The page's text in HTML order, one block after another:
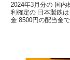
2024年3月分の 国
利確定の 日本製鉄
金 8500円の配当金